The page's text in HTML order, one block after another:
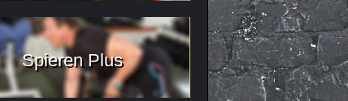
Spieren Plus